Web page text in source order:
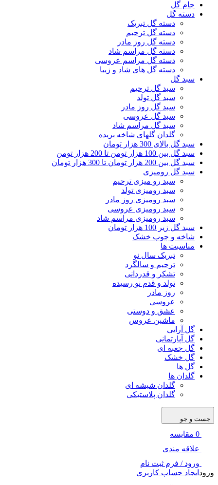
جام گل
دسته گل
دسته گل تبریک
دسته گل ترحیم
دسته گل روز مادر
دسته گل مراسم شاد
دسته گل مراسم عروسی
دسته گل های شاد و زیبا
سبد گل
سبد گل ترحیم
سبد گل تولد
سبد گل روز مادر
سبد گل عروسی
سبد گل مراسم شاد
گلدان گلهای شاخه بریده
سبد گل بالای 300 هزار تومان
سبد گل بین 100 هزار تومن تا 200 هزار تومن
سبد گل بین 200 هزار تومان تا 300 هزار تومان
سبد گل رومیزی
سبد رو میزی ترحیم
سبد رومیزی تولد
سبد رومیزی روز مادر
سبد رومیزی عروسی
سبد رومیزی مراسم شاد
سبد گل زیر 100 هزار تومان
شاخه و چوب خشک
مناسبت ها
تبریک سال نو
ترحیم و سالگرد
تشکر و قدردانی
تولد و قدم نو رسیده
روز مادر
عروسی
عشق و دوستی
ماشین عروس
گل آرایی
گل آپارتمانی
گل جعبه ای
گل خشک
گل ها
گلدان ها
گلدان شیشه ای
گلدان پلاستیکی
جست و جو
0 مقایسه
علاقه مندی
ورود / فرم ثبت نام
ورود ایجاد حساب کاربری